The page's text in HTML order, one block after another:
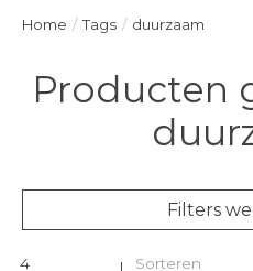
Home / Tags / duurzaam
Producten
Filters
4
Sorteren